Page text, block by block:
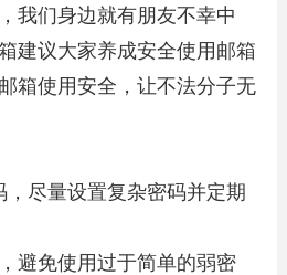
我们身边就有朋友不幸中
建议大家养成安全使用邮箱
箱使用安全，让不法分子无
尽量设置复杂密码并定期
避免使用过于简单的弱密